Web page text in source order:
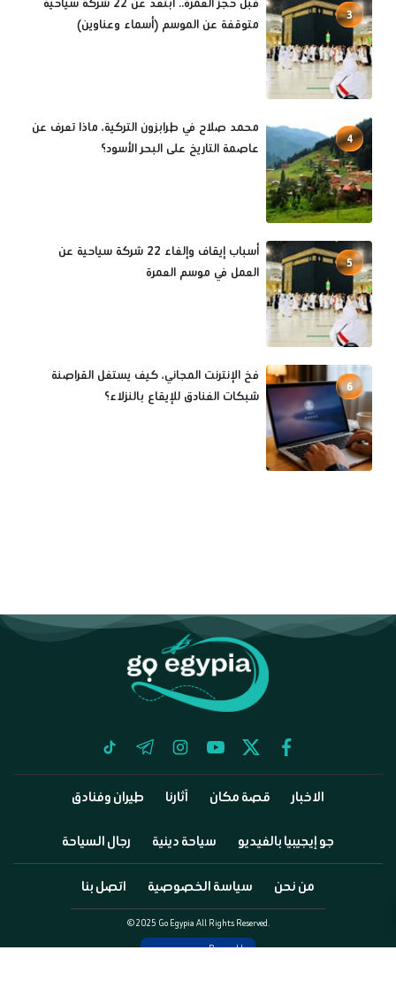
3
متوقفة عن الموسم (أسماء وعناوين)
4
محمد صلاح في طرابزون التركية، ماذا تعرف عن
عاصمة التاريخ على البحر الأسود؟
5
أسباب إيقاف وإلغاء 22 شركة سياحية عن
العمل في موسم العمرة
6
فخ الإنترنت المجاني، كيف يستغل القراصنة
شبكات الفنادق للإيقاع بالنزلاء؟
facebook
twitter
youtube
instagram
telegram
tiktok
الاخبار قصة مكان آثارنا طيران وفنادق
جو إيجيبيا بالفيديو سياحة دينية رجال السياحة
من نحن سياسة الخصوصية اتصل بنا
©2025 Go Egypia All Rights Reserved.
Powered by